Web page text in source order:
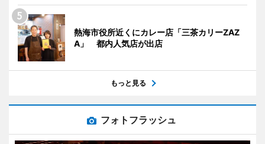
熱海市役所近くにカレー店「三茶カリーZAZ
A」 都内人気店が出店
もっと見る
フォトフラッシュ